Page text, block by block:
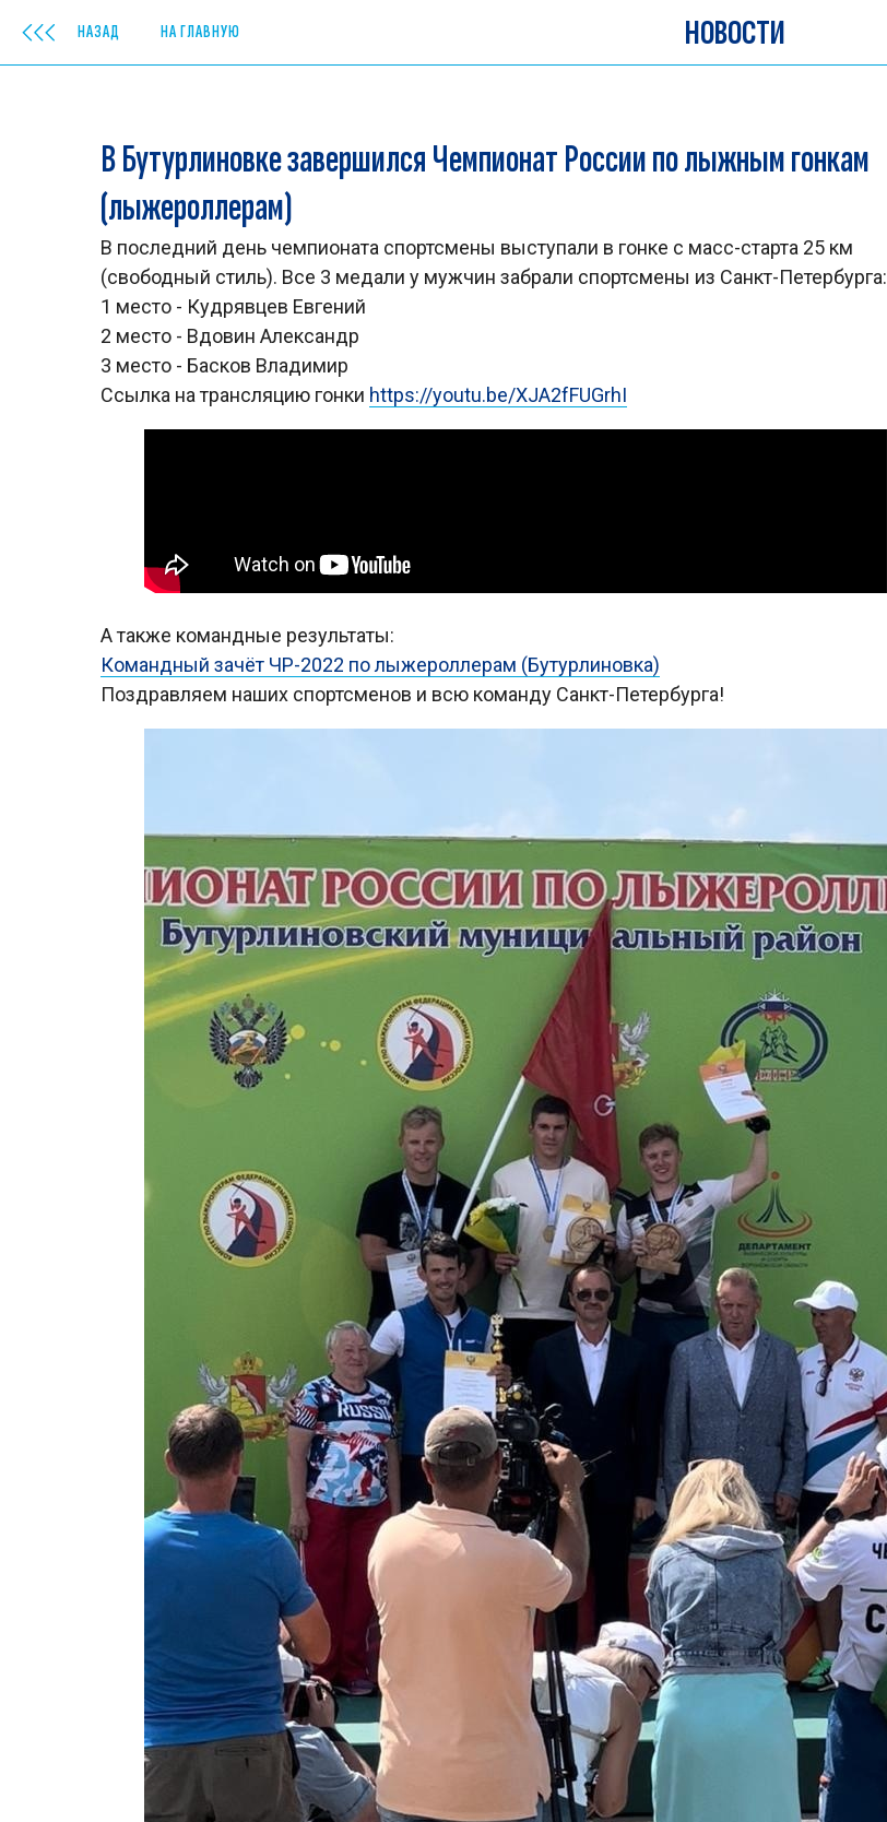
НАЗАД НОВОСТИ
НА ГЛАВНУЮ
В Бутурлиновке завершился Чемпионат России по лыжным гонкам
(лыжероллерам)
В последний день чемпионата спортсмены выступали в гонке с масс-старта 25 км
(свободный стиль). Все 3 медали у мужчин забрали спортсмены из Санкт-Петербурга:
1 место - Кудрявцев Евгений
2 место - Вдовин Александр
3 место - Басков Владимир
Ссылка на трансляцию гонки https://youtu.be/XJA2fFUGrhI
А также командные результаты:
Командный зачёт ЧР-2022 по лыжероллерам (Бутурлиновка)
Поздравляем наших спортсменов и всю команду Санкт-Петербурга!